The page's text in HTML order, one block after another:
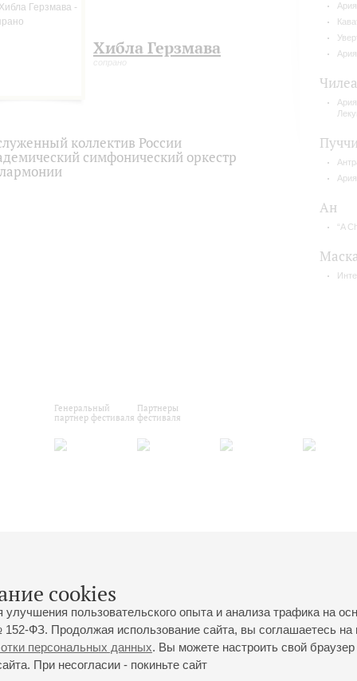
cookies
пользовательского опыта и анализа трафика на
ФЗ. Продолжая использование сайта, вы соглашаетесь
персональных данных. Вы можете настроить свой
При несогласии - покиньте сайт
Хибла Герзмава
сопрано
коллектив России
симфонический оркестр
Чилеа
Ан
“A
Генеральный
партнер фестиваля
Партнеры
фестиваля
ул., 2
Часы работы кассы Большого зала: с 11:00 до 20:30